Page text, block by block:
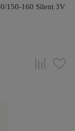
150-160 Silent 3V